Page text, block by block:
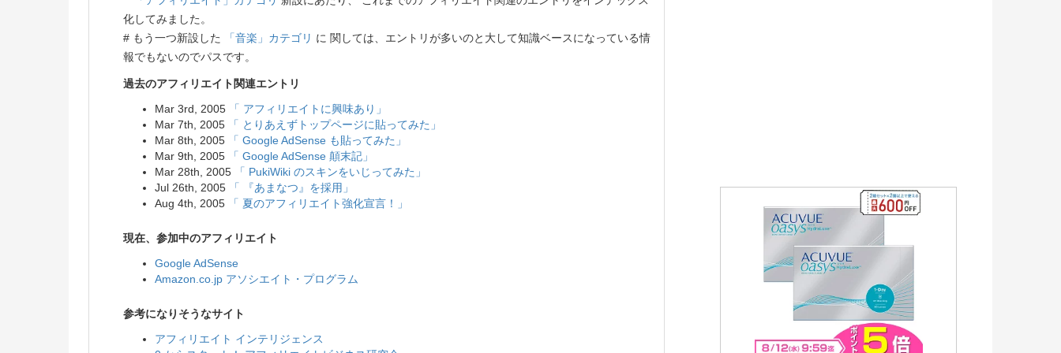
化してみました。
# もう一つ新設した
「音楽」カテゴリ に 関しては、エントリが多いのと大して知識ベースになっている情
報でもないのでパスです。
過去のアフィリエイト関連エントリ
Mar 3rd, 2005
「 アフィリエイトに興味あり」
Mar 7th, 2005
「 とりあえずトップページに貼ってみた」
Mar 8th, 2005
「 Google AdSense も貼ってみた」
Mar 9th, 2005
「 Google AdSense 顛末記」
Mar 28th, 2005
「 PukiWiki のスキンをいじってみた」
Jul 26th, 2005
「 『あまなつ』を採用」
Aug 4th, 2005
「 夏のアフィリエイト強化宣言！」
現在、参加中のアフィリエイト
Google AdSense
Amazon.co.jp アソシエイト・プログラム
参考になりそうなサイト
アフィリエイト インテリジェンス